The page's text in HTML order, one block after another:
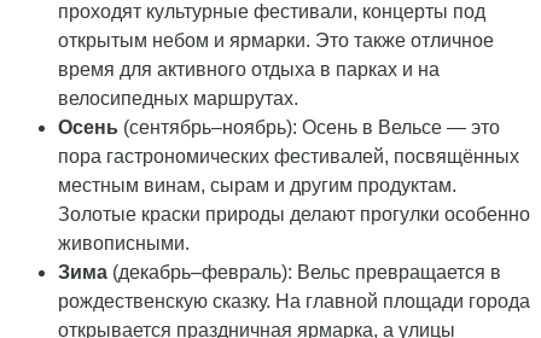
проходят культурные фестивали, концерты под
открытым небом и ярмарки. Это также отличное
время для активного отдыха в парках и на
велосипедных маршрутах.
Осень (сентябрь–ноябрь): Осень в Вельсе — это
пора гастрономических фестивалей, посвящённых
местным винам, сырам и другим продуктам.
Золотые краски природы делают прогулки особенно
живописными.
Зима (декабрь–февраль): Вельс превращается в
рождественскую сказку. На главной площади города
открывается праздничная ярмарка, а улицы